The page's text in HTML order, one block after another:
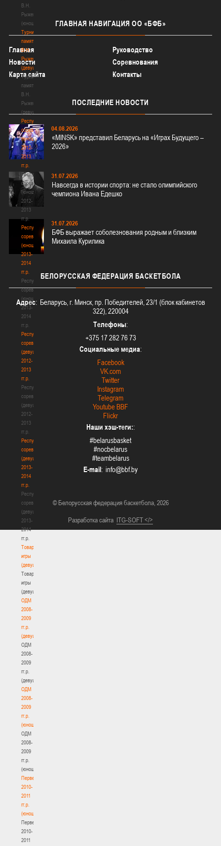
В.Н.
Рыженкова
(юноши)
Турнир
памяти
В.Н.
Рыженкова
(девушки)
Турнир
памяти
В.Н.
Рыженкова
(девушки)
Республиканские
соревнования
(юноши)
2012-
2013
гг.р.
Республиканские
соревнования
(юноши)
2012-
2013
гг.р.
Республиканские
соревнования
(юноши)
2013-
2014
гг.р.
Республиканские
соревнования
(юноши)
2013-
2014
гг.р.
Республиканские
соревнования
(девушки)
2012-
2013
гг.р.
Республиканские
соревнования
(девушки)
2012-
2013
гг.р.
Республиканские
соревнования
(девушки)
2013-
2014
гг.р.
Республиканские
соревнования
(девушки)
2013-
2014
гг.р.
Товарищеские
игры
(девушки)
Товарищеские
игры
(девушки)
ОДМ
2008-
2009
гг.р.
(девушки)
ОДМ
2008-
2009
гг.р.
(девушки)
ОДМ
2008-
2009
гг.р.
(юноши)
ОДМ
2008-
2009
гг.р.
(юноши)
Первенство
2010-
2011
гг.р.
(юноши)
Первенство
2010-
2011
ГЛАВНАЯ НАВИГАЦИЯ ОО «БФБ»
Главная
Руководство
Новости
Соревнования
Карта сайта
Контакты
ПОСЛЕДНИЕ НОВОСТИ
04.08.2026
«MINSK» представил Беларусь на «Играх Будущего –
2026»
31.07.2026
Навсегда в истории спорта: не стало олимпийского
чемпиона Ивана Едешко
31.07.2026
БФБ выражает соболезнования родным и близким
Михаила Курилика
БЕЛОРУССКАЯ ФЕДЕРАЦИЯ БАСКЕТБОЛА
Адрес: Беларусь, г. Минск, пр. Победителей, 23/1 (блок кабинетов
322), 220004
Телефоны:
+375 17 282 76 73
Социальные медиа:
Facebook
VK.com
Twitter
Instagram
Telegram
Youtube BBF
Flickr
Наши хэш-теги::
#belarusbasket
#nocbelarus
#teambelarus
E-mail:
© Белорусская федерация баскетбола, 2026
Разработка сайта ITG-SOFT </>